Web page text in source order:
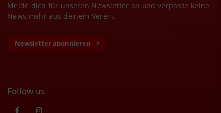
Melde dich für unseren Newsletter an und verpasse keine
News mehr aus deinem Verein.
Newsletter abonnieren
Follow us